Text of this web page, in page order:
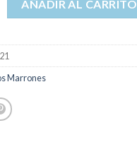
AÑADIR AL CARRITO
Marrones